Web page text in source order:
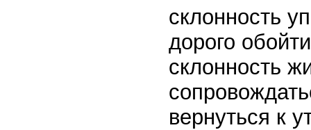
склонность
дорого
склонность
вернуться к